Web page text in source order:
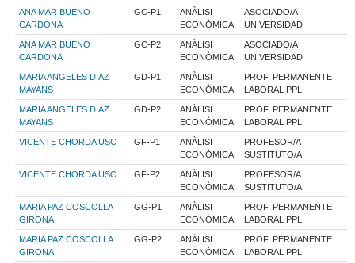
ANA MAR BUENO
CARDONA
GC-P1
ANÀLISI
ECONÒMICA
ASOCIADO/A
UNIVERSIDAD
ANA MAR BUENO
CARDONA
GC-P2
ANÀLISI
ECONÒMICA
ASOCIADO/A
UNIVERSIDAD
MARIA ANGELES DIAZ
MAYANS
GD-P1
ANÀLISI
ECONÒMICA
PROF. PERMANENTE
LABORAL PPL
MARIA ANGELES DIAZ
MAYANS
GD-P2
ANÀLISI
ECONÒMICA
PROF. PERMANENTE
LABORAL PPL
VICENTE CHORDA USO GF-P1
ANÀLISI
ECONÒMICA
PROFESOR/A
SUSTITUTO/A
VICENTE CHORDA USO GF-P2
ANÀLISI
ECONÒMICA
PROFESOR/A
SUSTITUTO/A
MARIA PAZ COSCOLLA
GIRONA
GG-P1
ANÀLISI
ECONÒMICA
PROF. PERMANENTE
LABORAL PPL
MARIA PAZ COSCOLLA
GIRONA
GG-P2
ANÀLISI
ECONÒMICA
PROF. PERMANENTE
LABORAL PPL